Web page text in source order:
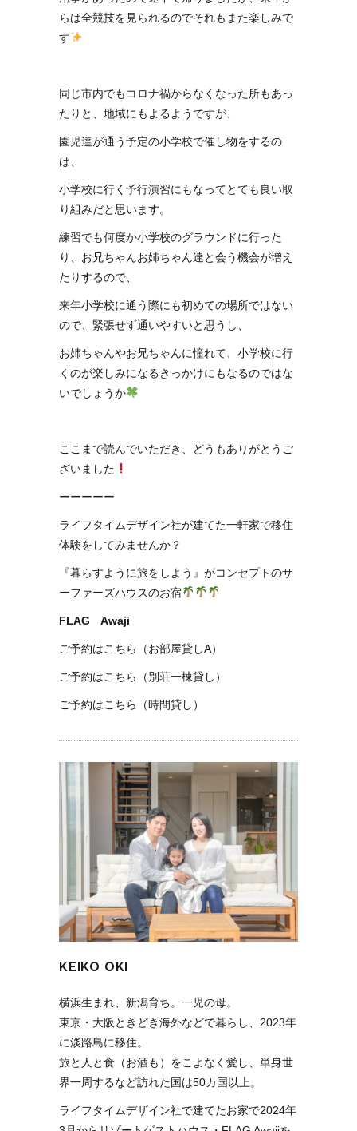
らは全競技を見られるのでそれもまた楽しみで
す
同じ市内でもコロナ禍からなくなった所もあっ
たりと、地域にもよるようですが、
園児達が通う予定の小学校で催し物をするの
は、
小学校に行く予行演習にもなってとても良い取
り組みだと思います。
練習でも何度か小学校のグラウンドに行った
り、お兄ちゃんお姉ちゃん達と会う機会が増え
たりするので、
来年小学校に通う際にも初めての場所ではない
ので、緊張せず通いやすいと思うし、
お姉ちゃんやお兄ちゃんに憧れて、小学校に行
くのが楽しみになるきっかけにもなるのではな
いでしょうか
ここまで読んでいただき、どうもありがとうご
ざいました
ーーーーー
ライフタイムデザイン社が建てた一軒家で移住
体験をしてみませんか？
『暮らすように旅をしよう』がコンセプトのサ
ーファーズハウスのお宿
FLAG Awaji
ご予約はこちら（お部屋貸しA）
ご予約はこちら（別荘一棟貸し）
ご予約はこちら（時間貸し）
KEIKO OKI
横浜生まれ、新潟育ち。一児の母。
東京・大阪ときどき海外などで暮らし、2023年
に淡路島に移住。
旅と人と食（お酒も）をこよなく愛し、単身世
界一周するなど訪れた国は50カ国以上。
ライフタイムデザイン社で建てたお家で2024年